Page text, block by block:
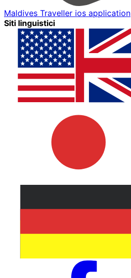
Maldives Traveller ios application
Siti linguistici